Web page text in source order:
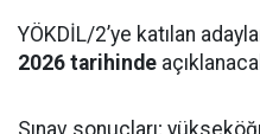
YÖKDİL/2’ye katılan
2026 tarihinde